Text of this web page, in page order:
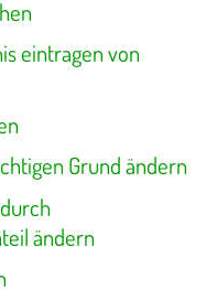
eintragen von
Grund ändern
ändern